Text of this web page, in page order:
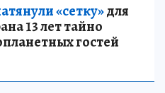
«сетку»для
13 лет тайно
гостей